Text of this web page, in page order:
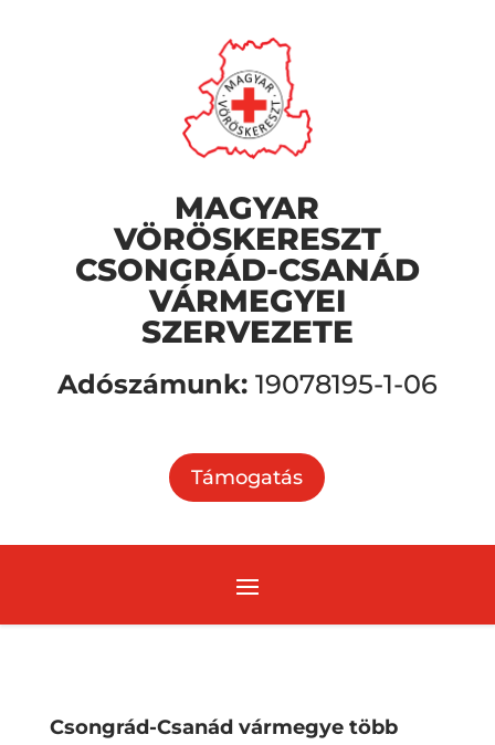
MAGYAR
VÖRÖSKERESZT
CSONGRÁD-CSANÁD
VÁRMEGYEI
SZERVEZETE
Adószámunk: 19078195-1-06
Támogatás
Csongrád-Csanád vármegye több